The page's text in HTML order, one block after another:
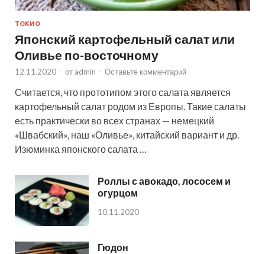
ТОКИО
Японский картофельный салат или
Оливье по-восточному
12.11.2020 - от admin - Оставьте комментарий
Считается, что прототипом этого салата является
картофельный салат родом из Европы. Такие салаты
есть практически во всех странах — немецкий
«Швабский», наш «Оливье», китайский вариант и др.
Изюминка японского салата …
Роллы с авокадо, лососем и
огурцом
10.11.2020
Гюдон